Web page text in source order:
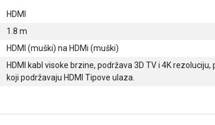
HDMI
1.8 m
HDMI (muški) na HDMi (muški)
HDMI kabl visoke brzine, podržava 3D TV i 4K
koji podržavaju HDMI Tipove ulaza.